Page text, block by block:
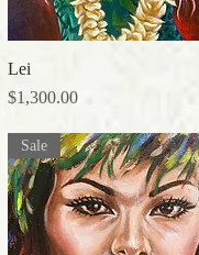
Lei
価格
$1,300.00
Sale